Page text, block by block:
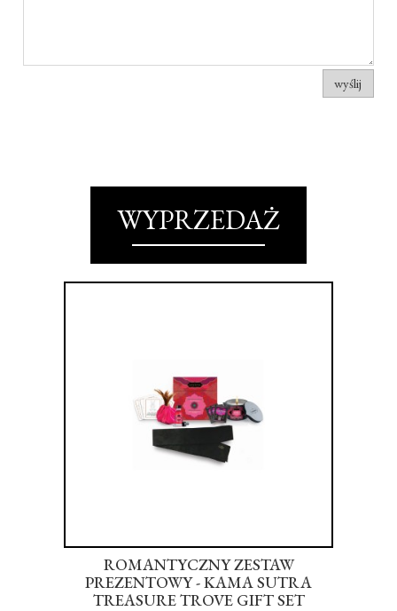
wyślij
WYPRZEDAŻ
ROMANTYCZNY ZESTAW
PREZENTOWY - KAMA SUTRA
TREASURE TROVE GIFT SET